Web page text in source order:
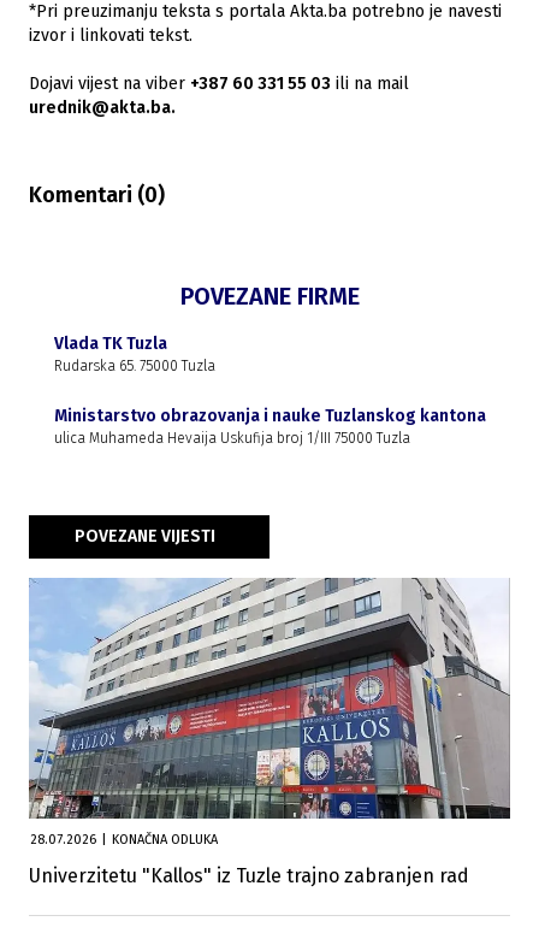
*Pri preuzimanju teksta s portala Akta.ba potrebno je navesti
izvor i linkovati tekst.
Dojavi vijest na viber +387 60 331 55 03 ili na mail
urednik@akta.ba.
Komentari (0)
POVEZANE FIRME
Vlada TK Tuzla
Rudarska 65. 75000 Tuzla
Ministarstvo obrazovanja i nauke Tuzlanskog kantona
ulica Muhameda Hevaija Uskufija broj 1/III 75000 Tuzla
POVEZANE VIJESTI
28.07.2026 KONAČNA ODLUKA
Univerzitetu "Kallos" iz Tuzle trajno zabranjen rad